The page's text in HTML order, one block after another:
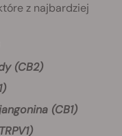
z najbardziej
(CB2)
(CB1)